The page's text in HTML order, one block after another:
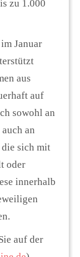
zu 1.000
Januar
aus
auf
sowohl an
an
die sich mit
oder
innerhalb
auf der